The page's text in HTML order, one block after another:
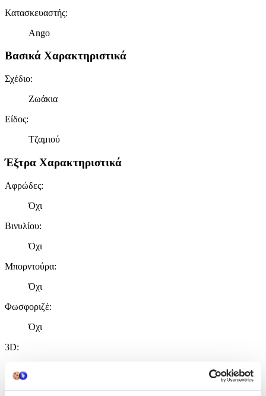
Κατασκευαστής:
Ango
Βασικά Χαρακτηριστικά
Σχέδιο:
Ζωάκια
Είδος:
Τζαμιού
Έξτρα Χαρακτηριστικά
Αφρώδες:
Όχι
Βινυλίου:
Όχι
Μπορντούρα:
Όχι
Φωσφοριζέ:
Όχι
3D: